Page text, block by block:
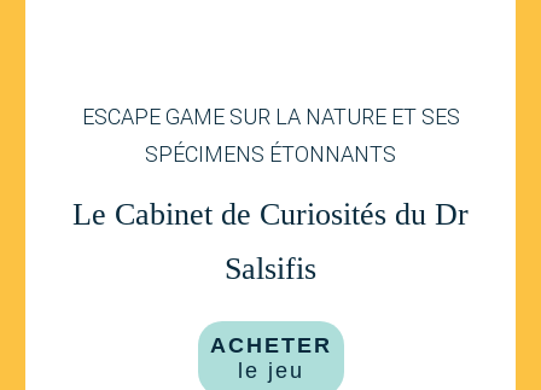
ESCAPE GAME SUR LA NATURE ET SES
SPÉCIMENS ÉTONNANTS
Le Cabinet de Curiosités du Dr
Salsifis
ACHETER
le jeu